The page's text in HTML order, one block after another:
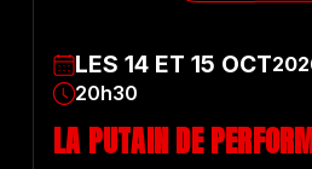
LES14 ET15 OCT
20h30
LA PUTAIN DE